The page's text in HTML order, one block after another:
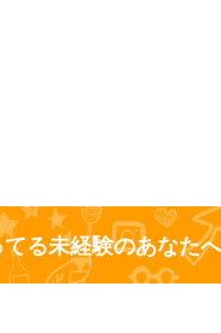
る未経験のあなた